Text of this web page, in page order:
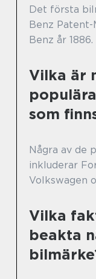
Det första
Benz
Benz år 1886.
Vilka är
som
Några av de
inkluderar
Volkswagen
Vilka
beakta